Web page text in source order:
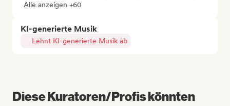
Alle anzeigen +60
KI-generierte Musik
Lehnt KI-generierte Musik ab
Diese Kuratoren/Profis könnten